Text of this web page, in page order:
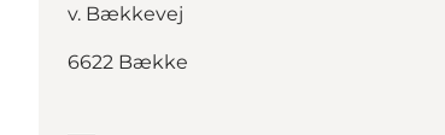
v. Bækkevej
6622 Bække